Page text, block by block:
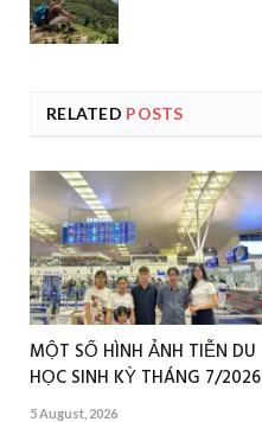
RELATED POSTS
MỘT SỐ HÌNH ẢNH TIỄN DU
HỌC SINH KỲ THÁNG 7/2026
5 August, 2026